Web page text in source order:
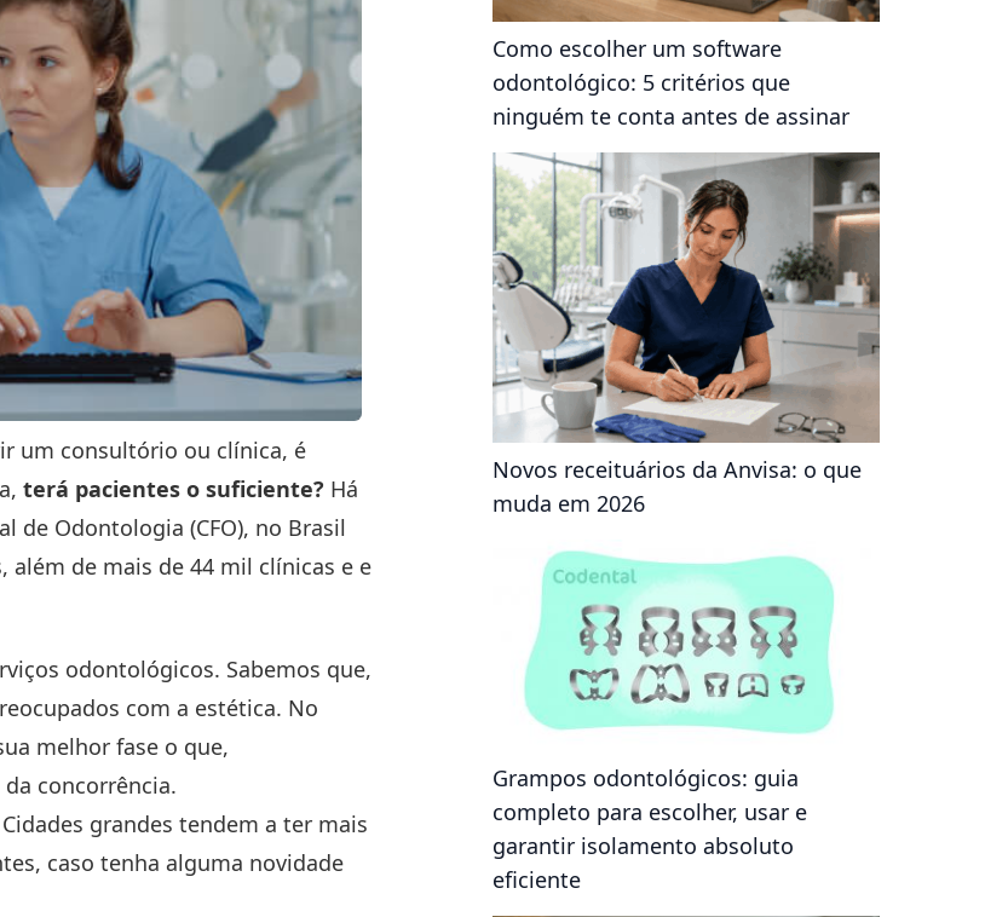
um consultório ou clínica, é
terá pacientes o suficiente? Há
de Odontologia (CFO), no Brasil
de mais de 44 mil clínicas e e
odontológicos. Sabemos que,
com a estética. No
melhor fase o que,
concorrência.
grandes tendem a ter mais
caso tenha alguma novidade
Como escolher um software
odontológico: 5 critérios que
ninguém te conta antes de assinar
Novos receituários da Anvisa: o que
muda em 2026
Grampos odontológicos: guia
completo para escolher, usar e
garantir isolamento absoluto
eficiente